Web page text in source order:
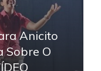
Anicito
Sobre O